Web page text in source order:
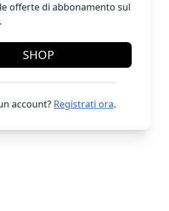
offerte di abbonamento sul
SHOP
account? Registrati ora.